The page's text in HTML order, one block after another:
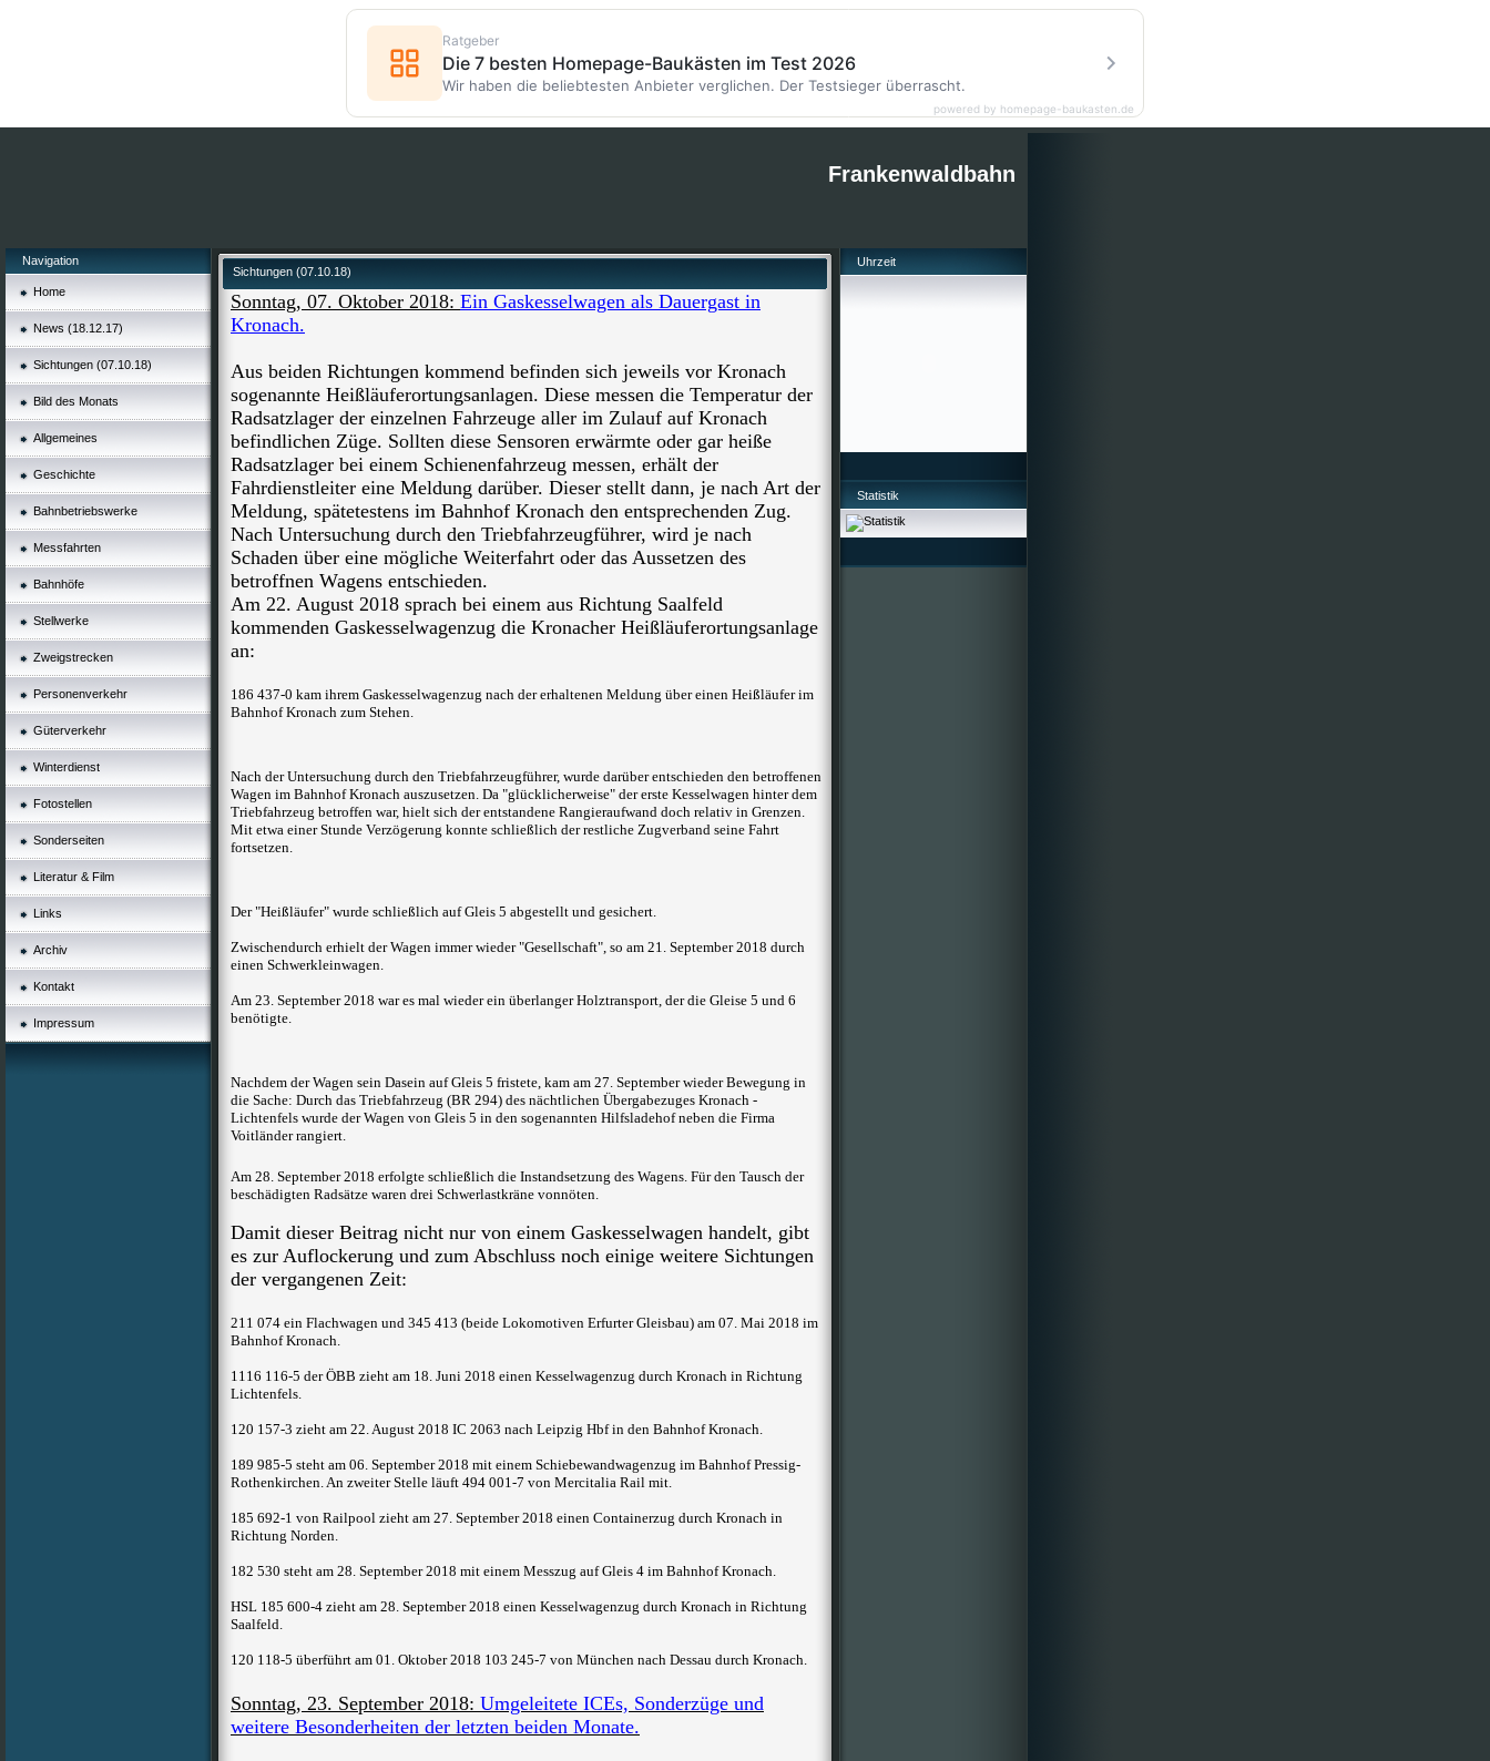
Frankenwaldbahn
Navigation
Home
News (18.12.17)
Sichtungen (07.10.18)
Bild des Monats
Allgemeines
Geschichte
Bahnbetriebswerke
Messfahrten
Bahnhöfe
Stellwerke
Zweigstrecken
Personenverkehr
Güterverkehr
Winterdienst
Fotostellen
Sonderseiten
Literatur & Film
Links
Archiv
Kontakt
Impressum
Sichtungen (07.10.18)
Sonntag, 07. Oktober 2018: Ein Gaskesselwagen als Dauergast in
Kronach.
Aus beiden Richtungen kommend befinden sich jeweils vor Kronach
sogenannte Heißläuferortungsanlagen. Diese messen die Temperatur der
Radsatzlager der einzelnen Fahrzeuge aller im Zulauf auf Kronach
befindlichen Züge. Sollten diese Sensoren erwärmte oder gar heiße
Radsatzlager bei einem Schienenfahrzeug messen, erhält der
Fahrdienstleiter eine Meldung darüber. Dieser stellt dann, je nach Art der
Meldung, spätetestens im Bahnhof Kronach den entsprechenden Zug.
Nach Untersuchung durch den Triebfahrzeugführer, wird je nach
Schaden über eine mögliche Weiterfahrt oder das Aussetzen des
betroffnen Wagens entschieden.
Am 22. August 2018 sprach bei einem aus Richtung Saalfeld
kommenden Gaskesselwagenzug die Kronacher Heißläuferortungsanlage
an:
186 437-0 kam ihrem Gaskesselwagenzug nach der erhaltenen Meldung über einen Heißläufer im
Bahnhof Kronach zum Stehen.
Nach der Untersuchung durch den Triebfahrzeugführer, wurde darüber entschieden den betroffenen
Wagen im Bahnhof Kronach auszusetzen. Da "glücklicherweise" der erste Kesselwagen hinter dem
Triebfahrzeug betroffen war, hielt sich der entstandene Rangieraufwand doch relativ in Grenzen.
Mit etwa einer Stunde Verzögerung konnte schließlich der restliche Zugverband seine Fahrt
fortsetzen.
Der "Heißläufer" wurde schließlich auf Gleis 5 abgestellt und gesichert.
Zwischendurch erhielt der Wagen immer wieder "Gesellschaft", so am 21. September 2018 durch
einen Schwerkleinwagen.
Am 23. September 2018 war es mal wieder ein überlanger Holztransport, der die Gleise 5 und 6
benötigte.
Nachdem der Wagen sein Dasein auf Gleis 5 fristete, kam am 27. September wieder Bewegung in
die Sache: Durch das Triebfahrzeug (BR 294) des nächtlichen Übergabezuges Kronach -
Lichtenfels wurde der Wagen von Gleis 5 in den sogenannten Hilfsladehof neben die Firma
Voitländer rangiert.
Am 28. September 2018 erfolgte schließlich die Instandsetzung des Wagens. Für den Tausch der
beschädigten Radsätze waren drei Schwerlastkräne vonnöten.
Damit dieser Beitrag nicht nur von einem Gaskesselwagen handelt, gibt
es zur Auflockerung und zum Abschluss noch einige weitere Sichtungen
der vergangenen Zeit:
211 074 ein Flachwagen und 345 413 (beide Lokomotiven Erfurter Gleisbau) am 07. Mai 2018 im
Bahnhof Kronach.
1116 116-5 der ÖBB zieht am 18. Juni 2018 einen Kesselwagenzug durch Kronach in Richtung
Lichtenfels.
120 157-3 zieht am 22. August 2018 IC 2063 nach Leipzig Hbf in den Bahnhof Kronach.
189 985-5 steht am 06. September 2018 mit einem Schiebewandwagenzug im Bahnhof Pressig-
Rothenkirchen. An zweiter Stelle läuft 494 001-7 von Mercitalia Rail mit.
185 692-1 von Railpool zieht am 27. September 2018 einen Containerzug durch Kronach in
Richtung Norden.
182 530 steht am 28. September 2018 mit einem Messzug auf Gleis 4 im Bahnhof Kronach.
HSL 185 600-4 zieht am 28. September 2018 einen Kesselwagenzug durch Kronach in Richtung
Saalfeld.
120 118-5 überführt am 01. Oktober 2018 103 245-7 von München nach Dessau durch Kronach.
Sonntag, 23. September 2018: Umgeleitete ICEs, Sonderzüge und
weitere Besonderheiten der letzten beiden Monate.
Uhrzeit
Statistik
Ratgeber
Die 7 besten Homepage-Baukästen im Test 2026
Wir haben die beliebtesten Anbieter verglichen. Der Testsieger überrascht.
powered by homepage-baukasten.de